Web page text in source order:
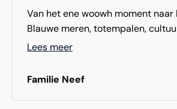
Van het ene woowh moment naar
Blauwe meren, totempalen,
Inside Passage...
Lees meer
Familie Neef